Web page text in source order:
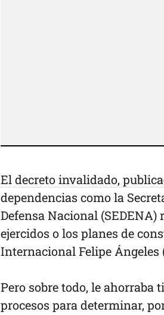
El decreto invalidado,
dependencias como la
Defensa Nacional
ejercidos o los planes de
Internacional Felipe Ángeles
Pero sobre todo, le ahorraba
procesos para determinar,